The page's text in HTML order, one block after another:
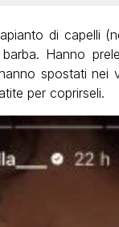
di capelli
Hanno
spostati nei
per coprirseli.